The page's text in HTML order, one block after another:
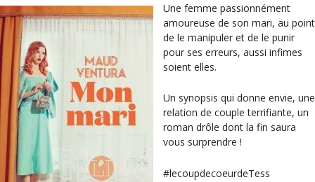
Une femme passionnément
amoureuse de son mari, au point
de le manipuler et de le punir
pour ses erreurs, aussi infimes
soient elles.
Un synopsis qui donne envie, une
relation de couple terrifiante, un
roman drôle dont la fin saura
vous surprendre !
#lecoupdecoeurdeTess